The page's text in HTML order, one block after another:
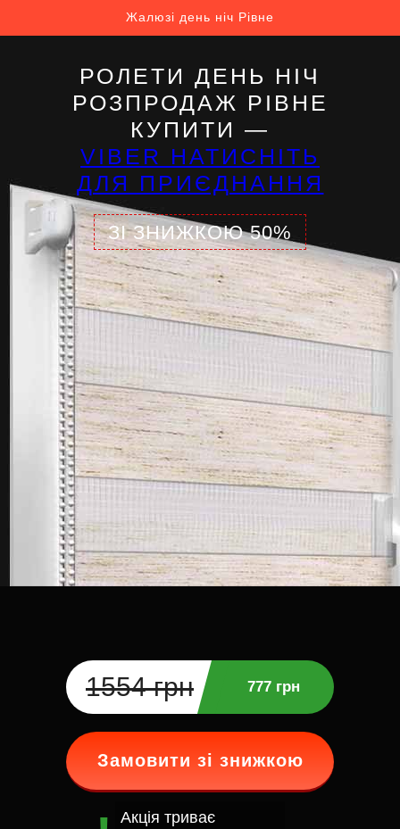
Жалюзі день ніч Рівне
РОЛЕТИ ДЕНЬ НІЧ
РОЗПРОДАЖ РІВНЕ
КУПИТИ —
VIBER НАТИСНІТЬ
ДЛЯ ПРИЄДНАННЯ
ЗІ ЗНИЖКОЮ 50%
1554 грн 777 грн
Замовити зі знижкою
Акція триває